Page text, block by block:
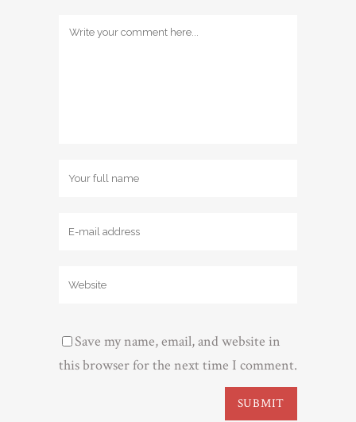
Save my name, email, and website in
this browser for the next time I comment.